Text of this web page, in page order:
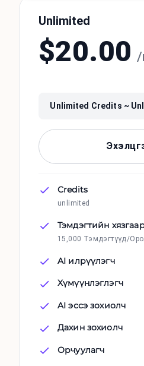
Unlimited
$20.00 /
Unlimited Credits ~
Credits
unlimited
Тэмдэгтийн
15,000 Тэмдэгтүүд/
AI илрүүлэгч
Хүмүүнлэглэгч
AI эссэ зохиолч
Дахин зохиолч
Орчуулагч